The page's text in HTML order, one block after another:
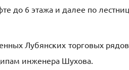
до 6 этажа и далее по
Лубянских торговых рядов
инженера Шухова.